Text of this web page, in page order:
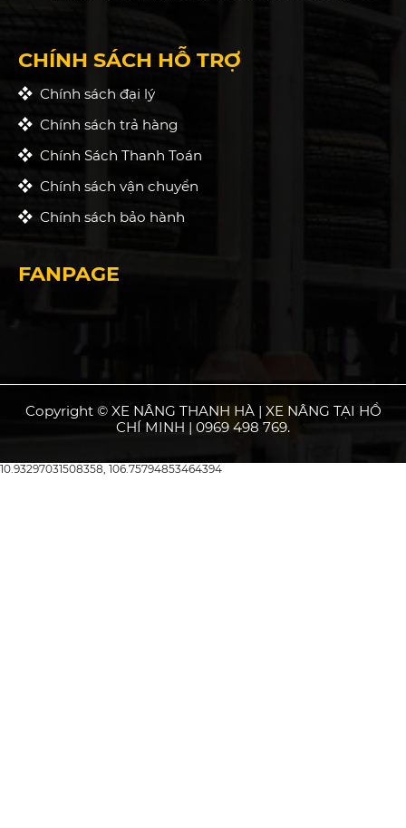
CHÍNH SÁCH HỖ TRỢ
Chính sách đại lý
Chính sách trả hàng
Chính Sách Thanh Toán
Chính sách vận chuyển
Chính sách bảo hành
FANPAGE
Copyright © XE NÂNG THANH HÀ | XE NÂNG TẠI HỒ
CHÍ MINH | 0969 498 769.
10.93297031508358, 106.75794853464394